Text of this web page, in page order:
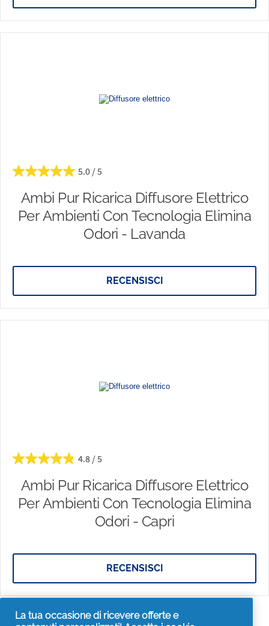
5.0
Ambi Pur Ricarica Diffusore Elettrico
Per Ambienti Con Tecnologia Elimina
Odori - Lavanda
RECENSISCI
4.8
Ambi Pur Ricarica Diffusore Elettrico
Per Ambienti Con Tecnologia Elimina
Odori - Capri
RECENSISCI
La tua occasione di ricevere offerte e